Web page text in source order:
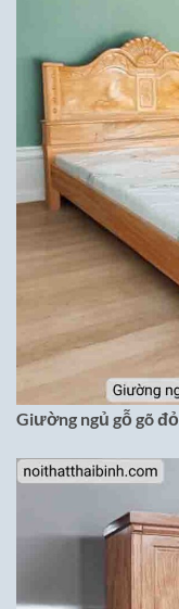
Giường ngủ gỗ gõ đỏ